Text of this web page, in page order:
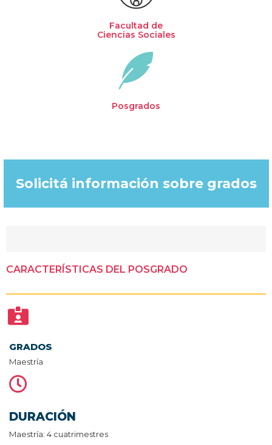
Facultad de
Ciencias Sociales
Posgrados
Solicitá información sobre grados​
CARACTERÍSTICAS DEL POSGRADO
GRADOS
Maestría
DURACIÓN
Maestría: 4 cuatrimestres